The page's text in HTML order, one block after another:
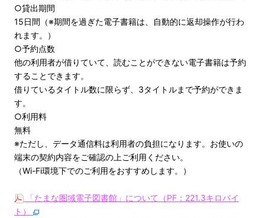
○貸出期間
15日間（※期間を過ぎた電子書籍は、自動的に返却操作が行わ
れます。）
○予約点数
他の利用者が借りていて、読むことができない電子書籍は予約
することできます。
借りているタイトル数に限らず、3タイトルまで予約ができま
す。
○利用料
無料
※ただし、データ通信料は利用者の負担になります。お使いの
端末の契約内容をご確認の上ご利用ください。
（Wi-Fi環境下でのご利用をおすすめします。）
「たまな圏域電子図書館」について（PF：221.3キロバイ
ト）